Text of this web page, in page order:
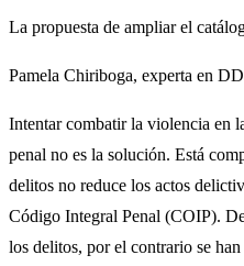
La propuesta de ampliar el
Pamela Chiriboga, experta en
Intentar combatir la violencia en
penal no es la solución. Está
delitos no reduce los actos
Código Integral Penal (COIP).
los delitos, por el contrario se